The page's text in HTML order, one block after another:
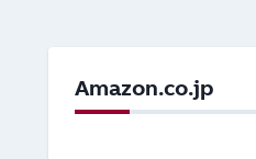
Amazon.co.jp